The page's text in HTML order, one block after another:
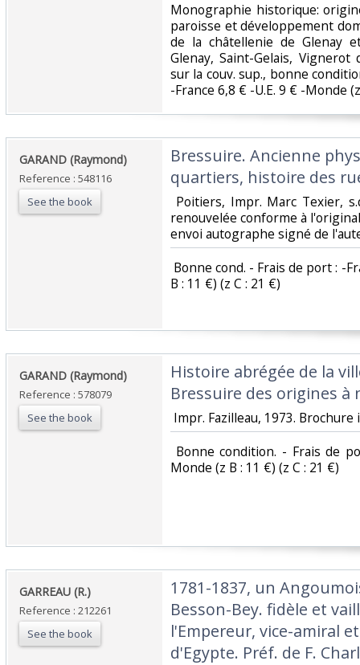
‎Monographie historique:
paroisse et développement
de la châtellenie de Glenay
Glenay, Saint-Gelais,
sur la couv. sup., bonne
-France 6,8 € -U.E. 9 € -Monde
‎GARAND (Raymond)‎
Reference : 548116
See the book
‎Bressuire. Ancienne
quartiers, histoire des
Poitiers, Impr. Marc Texier,
renouvelée conforme à
envoi autographe signé de
Bonne cond. - Frais de port : -
B : 11 €) (z C : 21 €) ‎
‎GARAND (Raymond)‎
Reference : 578079
See the book
‎Histoire abrégée de la
Bressuire des origines à
Impr. Fazilleau, 1973.
Bonne condition. - Frais de
Monde (z B : 11 €) (z C : 21 €) ‎
‎GARREAU (R.)‎
Reference : 212261
See the book
‎1781-1837, un
Besson-Bey. fidèle et
l'Empereur, vice-amiral
d'Egypte. Préf. de F.